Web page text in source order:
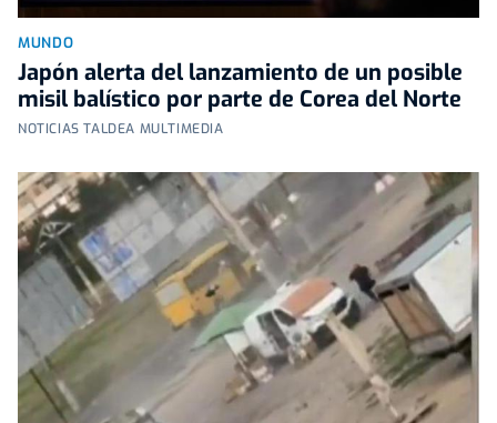
MUNDO
Japón alerta del lanzamiento de un posible
misil balístico por parte de Corea del Norte
NOTICIAS TALDEA MULTIMEDIA